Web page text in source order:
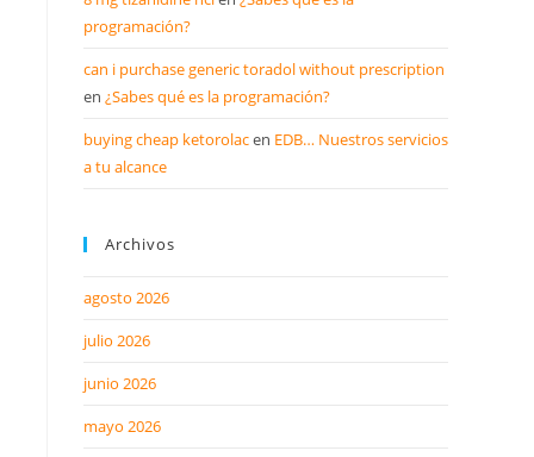
programación?
can i purchase generic toradol without prescription
en ¿Sabes qué es la programación?
buying cheap ketorolacen EDB… Nuestros servicios
a tu alcance
Archivos
agosto 2026
julio 2026
junio 2026
mayo 2026